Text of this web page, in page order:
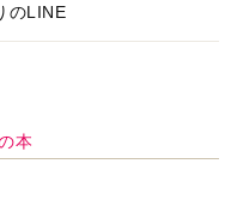
のLINE
本